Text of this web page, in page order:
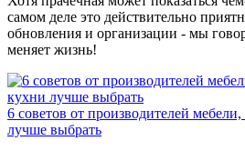
самом деле это действительно
обновления и организации - мы
меняет жизнь!
6 советов от производителей
лучше выбрать